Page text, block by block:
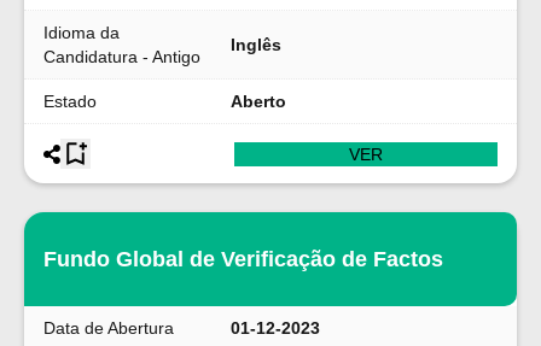
Idioma da
Candidatura - Antigo
Inglês
Estado Aberto
VER
Fundo Global de Verificação de Factos
Data de Abertura 01-12-2023